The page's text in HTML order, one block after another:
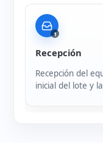
1
Recepción
Recepción del
inicial del lote y